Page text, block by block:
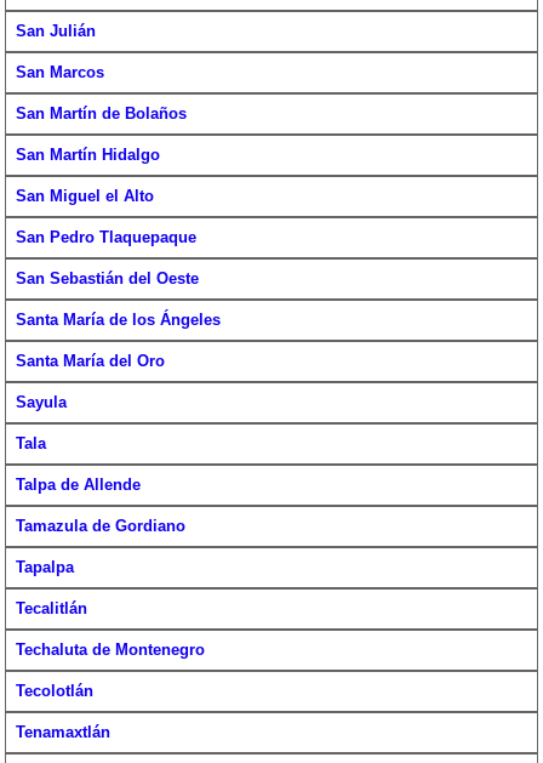
San Julián
San Marcos
San Martín de Bolaños
San Martín Hidalgo
San Miguel el Alto
San Pedro Tlaquepaque
San Sebastián del Oeste
Santa María de los Ángeles
Santa María del Oro
Sayula
Tala
Talpa de Allende
Tamazula de Gordiano
Tapalpa
Tecalitlán
Techaluta de Montenegro
Tecolotlán
Tenamaxtlán